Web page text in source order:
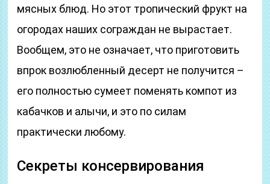
мясных блюд. Но этот тропический фрукт на
огородах наших сограждан не вырастает.
Вообщем, это не означает, что приготовить
впрок возлюбленный десерт не получится –
его полностью сумеет поменять компот из
кабачков и алычи, и это по силам
практически любому.
Секреты консервирования